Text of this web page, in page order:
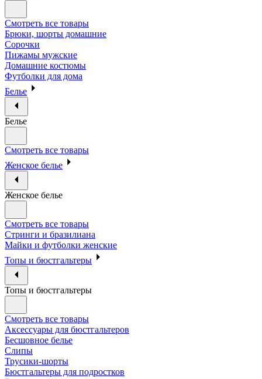
Смотреть все товары
Брюки, шорты домашние
Сорочки
Пижамы мужские
Домашние костюмы
Футболки для дома
Белье
Белье
Смотреть все товары
Женское белье
Женское белье
Смотреть все товары
Стринги и бразилиана
Майки и футболки женские
Топы и бюстгальтеры
Топы и бюстгальтеры
Смотреть все товары
Аксессуары для бюстгальтеров
Бесшовное белье
Слипы
Трусики-шорты
Бюстгальтеры для подростков